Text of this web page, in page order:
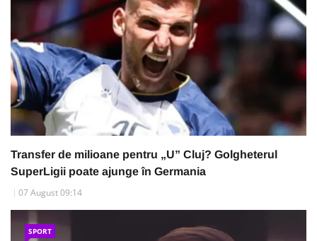
Transfer de milioane pentru „U” Cluj? Golgheterul
SuperLigii poate ajunge în Germania
07 August 09:14
SPORT